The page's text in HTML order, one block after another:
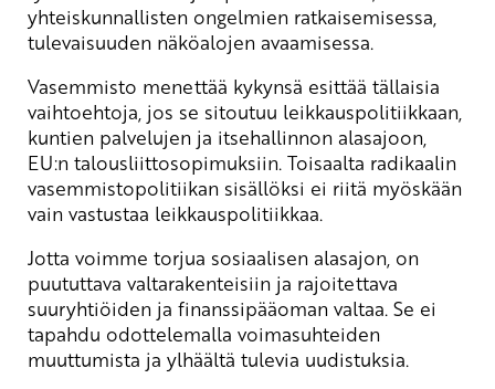
yhteiskunnallisten ongelmien ratkaisemisessa,
tulevaisuuden näköalojen avaamisessa.
Vasemmisto menettää kykynsä esittää tällaisia
vaihtoehtoja, jos se sitoutuu leikkauspolitiikkaan,
kuntien palvelujen ja itsehallinnon alasajoon,
EU:n talousliittosopimuksiin. Toisaalta radikaalin
vasemmistopolitiikan sisällöksi ei riitä myöskään
vain vastustaa leikkauspolitiikkaa.
Jotta voimme torjua sosiaalisen alasajon, on
puututtava valtarakenteisiin ja rajoitettava
suuryhtiöiden ja finanssipääoman valtaa. Se ei
tapahdu odottelemalla voimasuhteiden
muuttumista ja ylhäältä tulevia uudistuksia.